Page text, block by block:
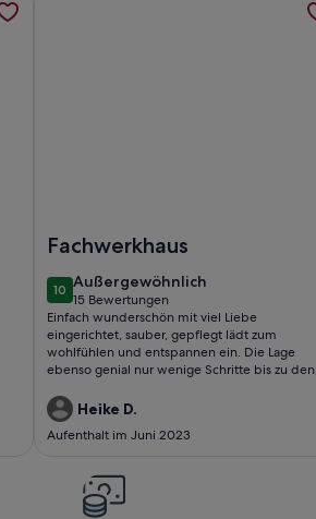
Fachwerkhaus
1010 von 10
Außergewöhnlich
außergewöhnlich
15 Bewertungen
(15
bewertungen)
Einfach wunderschön mit viel Liebe
eingerichtet, sauber, gepflegt lädt zum
wohlfühlen und entspannen ein. Die Lage
ebenso genial nur wenige Schritte bis zu den
wird es auch noch geben. Vielen Dank für das
Erlebnis an Tom und Christine
Heike D.
Aufenthalt im Juni 2023